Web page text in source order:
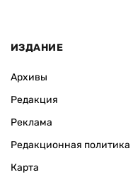
ИЗДАНИЕ
Архивы
Редакция
Реклама
Редакционная политика
Карта